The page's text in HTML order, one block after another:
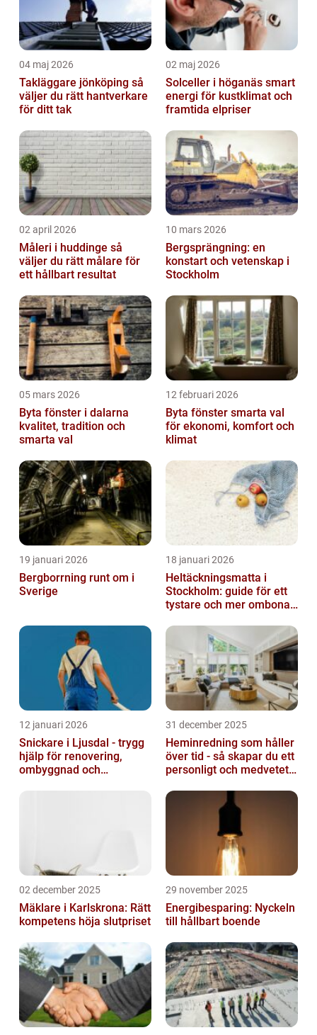
04 maj 2026
Takläggare jönköping så
väljer du rätt hantverkare
för ditt tak
02 maj 2026
Solceller i höganäs smart
energi för kustklimat och
framtida elpriser
02 april 2026
Måleri i huddinge så
väljer du rätt målare för
ett hållbart resultat
10 mars 2026
Bergsprängning: en
konstart och vetenskap i
Stockholm
05 mars 2026
Byta fönster i dalarna
kvalitet, tradition och
smarta val
12 februari 2026
Byta fönster smarta val
för ekonomi, komfort och
klimat
19 januari 2026
Bergborrning runt om i
Sverige
18 januari 2026
Heltäckningsmatta i
Stockholm: guide för ett
tystare och mer ombonat
12 januari 2026
Snickare i Ljusdal - trygg
hjälp för renovering,
ombyggnad och
31 december 2025
Heminredning som håller
över tid - så skapar du ett
personligt och medvetet
02 december 2025
Mäklare i Karlskrona: Rätt
kompetens höja slutpriset
29 november 2025
Energibesparing: Nyckeln
till hållbart boende